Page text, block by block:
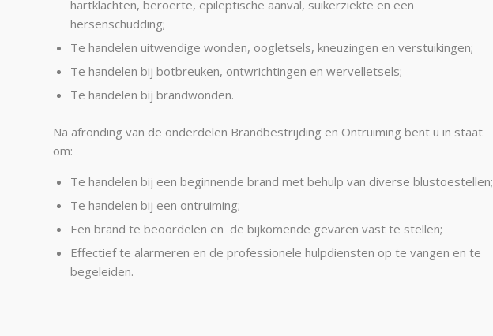
hartklachten, beroerte, epileptische aanval, suikerziekte en een
hersenschudding;
Te handelen uitwendige wonden, oogletsels, kneuzingen en verstuikingen;
Te handelen bij botbreuken, ontwrichtingen en wervelletsels;
Te handelen bij brandwonden.
Na afronding van de onderdelen Brandbestrijding en Ontruiming bent u in staat
om:
Te handelen bij een beginnende brand met behulp van diverse blustoestellen;
Te handelen bij een ontruiming;
Een brand te beoordelen en de bijkomende gevaren vast te stellen;
Effectief te alarmeren en de professionele hulpdiensten op te vangen en te
begeleiden.